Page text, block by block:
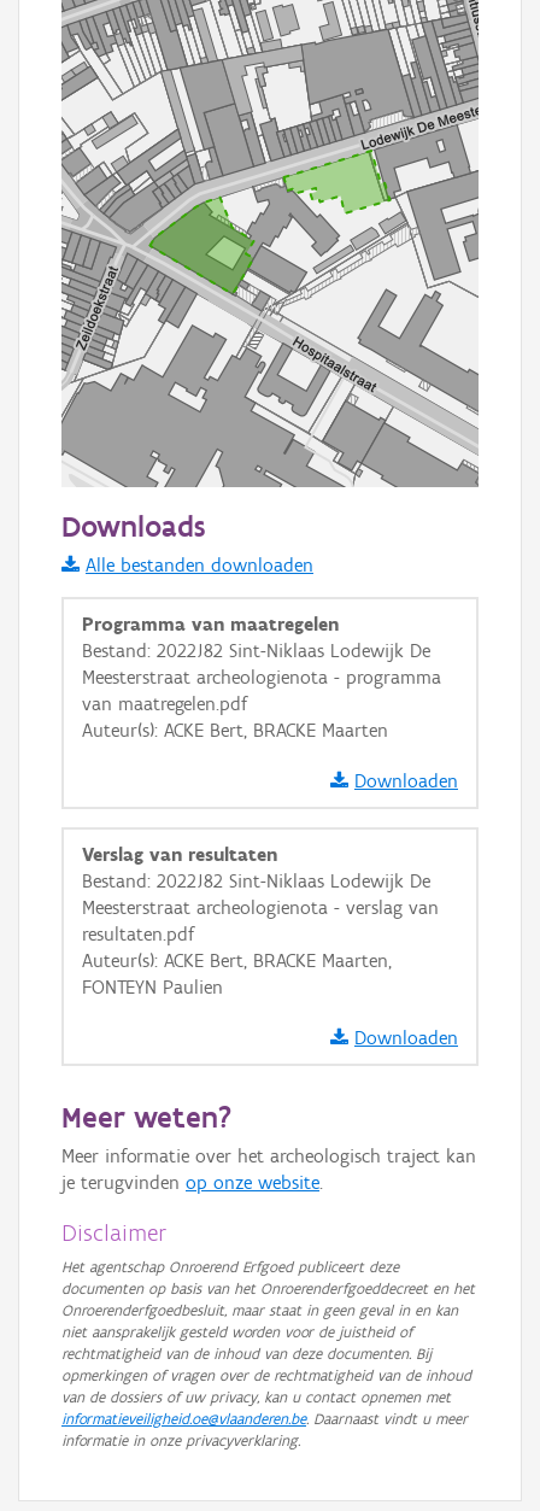
Informatie Vlaanderen
i
+ −
Basis Lagen
OSM-Basiskaart
Ortho
GRB-Basiskaart
GRB-Basiskaart in grijswaarden
Downloads
Alle bestanden downloaden
Programma van maatregelen
Bestand: 2022J82 Sint-Niklaas Lodewijk De
Meesterstraat archeologienota - programma
van maatregelen.pdf
Auteur(s): ACKE Bert, BRACKE Maarten
Downloaden
Verslag van resultaten
Bestand: 2022J82 Sint-Niklaas Lodewijk De
Meesterstraat archeologienota - verslag van
resultaten.pdf
Auteur(s): ACKE Bert, BRACKE Maarten,
FONTEYN Paulien
Downloaden
Meer weten?
Meer informatie over het archeologisch traject kan
je terugvinden op onze website.
Disclaimer
Het agentschap Onroerend Erfgoed publiceert deze
documenten op basis van het Onroerenderfgoeddecreet en het
Onroerenderfgoedbesluit, maar staat in geen geval in en kan
niet aansprakelijk gesteld worden voor de juistheid of
rechtmatigheid van de inhoud van deze documenten. Bij
opmerkingen of vragen over de rechtmatigheid van de inhoud
van de dossiers of uw privacy, kan u contact opnemen met
informatieveiligheid.oe@vlaanderen.be. Daarnaast vindt u meer
informatie in onze privacyverklaring.